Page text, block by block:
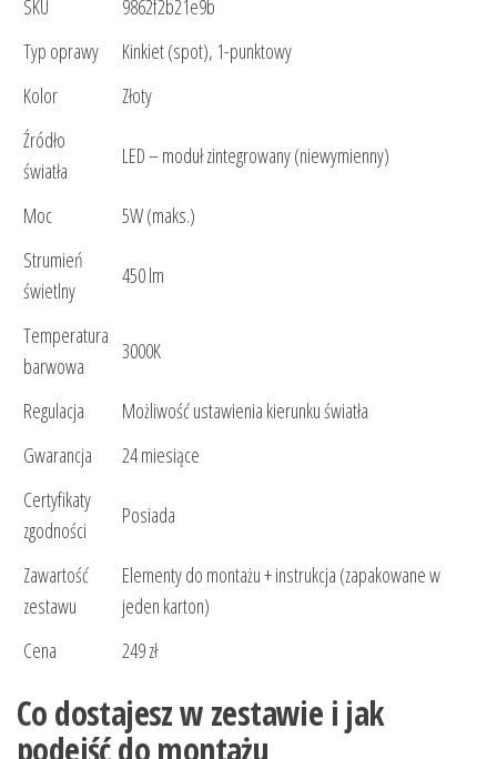
SKU
9862f2b21e9b
Typ oprawy
Kinkiet (spot), 1-punktowy
Kolor
Złoty
Źródło
światła
LED – moduł zintegrowany (niewymienny)
Moc
5W (maks.)
Strumień
świetlny
450 lm
Temperatura
barwowa
3000K
Regulacja
Możliwość ustawienia kierunku światła
Gwarancja
24 miesiące
Certyfikaty
zgodności
Posiada
Zawartość
zestawu
Elementy do montażu + instrukcja (zapakowane w
jeden karton)
Cena
249 zł
Co dostajesz w zestawie i jak
podejść do montażu